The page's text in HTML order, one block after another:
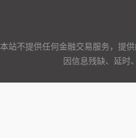
本站不提供任何金融交易服务，提
因信息残缺、延时